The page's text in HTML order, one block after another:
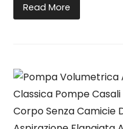
Read More